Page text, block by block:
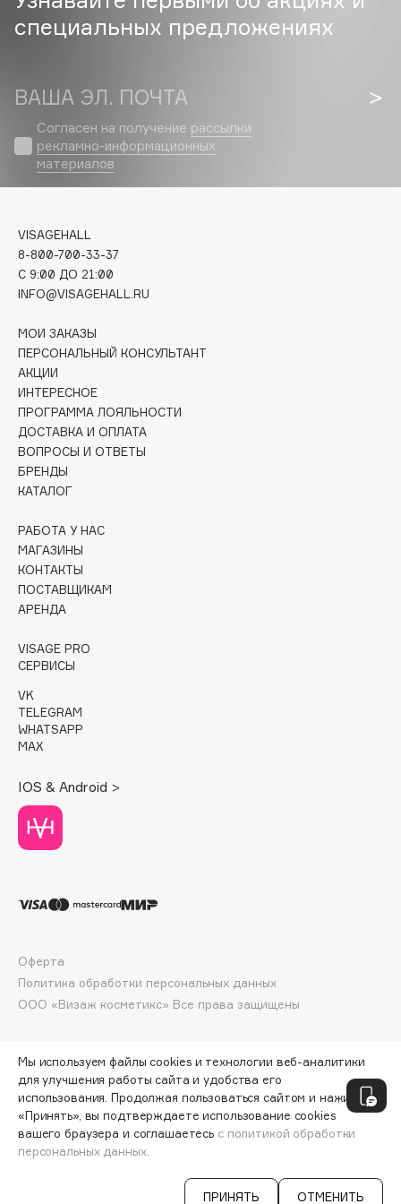
Collagenina
Consly
Crescina
Cunzite
Curaprox
D
d'Alba
DARLING*
Darphin
Davines
Deonica
Dessange
Dior
Divage
Dorco
DP Daily Perfection
Dr. Vranjes Firenze
Dr.Althea
Dr.Ceuracle
Dr.Jart+
DSD de Luxe
Dyson
E
Eat My
Ecotools
Elemis
EMBRACE Haircare
Emmanuelle Jane
Enough
EpilProfi
СООБЩИТЬ О ПОСТУПЛЕНИИ
специальных предложениях
ВАША ЭЛ. ПОЧТА
Согласен на получение рассылки
рекламно-информационных
материалов
VISAGEHALL
8-800-700-33-37
C 9:00 ДО 21:00
INFO@VISAGEHALL.RU
МОИ ЗАКАЗЫ
ПЕРСОНАЛЬНЫЙ КОНСУЛЬТАНТ
АКЦИИ
ИНТЕРЕСНОЕ
ПРОГРАММА ЛОЯЛЬНОСТИ
ДОСТАВКА И ОПЛАТА
ВОПРОСЫ И ОТВЕТЫ
БРЕНДЫ
КАТАЛОГ
РАБОТА У НАС
МАГАЗИНЫ
КОНТАКТЫ
ПОСТАВЩИКАМ
АРЕНДА
VISAGE PRO
СЕРВИСЫ
VK
TELEGRAM
WHATSAPP
MAX
IOS & Android >
ООО «Визаж косметикс» Все права защищены
Оферта
Политика обработки персональных данных
Мы используем файлы cookies и технологии веб-аналитики
для улучшения работы сайта и удобства его
использования. Продолжая пользоваться сайтом и нажимая
«Принять», вы подтверждаете использование cookies
вашего браузера и соглашаетесь с политикой обработки
персональных данных.
ПРИНЯТЬ ОТМЕНИТЬ